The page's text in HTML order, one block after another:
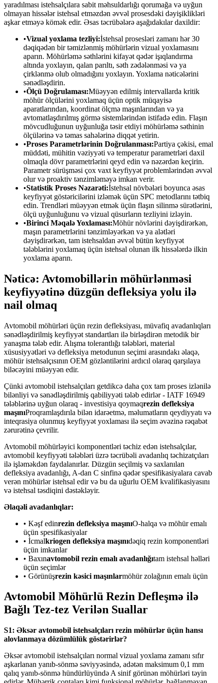
yaradılması istehsalçılara sabit məhsuldarlığı qorumağa və uyğun
olmayan hissələr istehsal etməzdən əvvəl prosesdəki dəyişiklikləri
aşkar etməyə kömək edir. Əsas təcrübələrə aşağıdakılar daxildir:
•Vizual yoxlama tezliyi:İstehsal prosesləri zamanı hər 30
dəqiqədən bir təmizlənmiş möhürlərin vizual yoxlamasını
aparın. Möhürləmə səthlərini kifayət qədər işıqlandırma
altında yoxlayın, qalan parıltı, səth zədələnməsi və ya
çirklənmə olub olmadığını yoxlayın. Yoxlama nəticələrini
sənədləşdirin.
•Ölçü Doğrulaması:Müəyyən edilmiş intervallarda kritik
möhür ölçülərini yoxlamaq üçün optik müqayisə
aparatlarından, koordinat ölçmə maşınlarından və ya
avtomatlaşdırılmış görmə sistemlərindən istifadə edin. Flaşın
mövcudluğunun uyğunluğa təsir etdiyi möhürləmə səthinin
ölçülərinə və təmas sahələrinə diqqət yetirin.
•Proses Parametrlərinin Doğrulanması:Partiya çəkisi, emal
müddəti, mühitin vəziyyəti və temperatur parametrləri daxil
olmaqla dövr parametrlərini qeyd edin və nəzərdən keçirin.
Parametr sürüşməsi çox vaxt keyfiyyət problemlərindən əvvəl
olur və proaktiv tənzimləməyə imkan verir.
•Statistik Proses Nəzarəti:İstehsal növbələri boyunca əsas
keyfiyyət göstəricilərini izləmək üçün SPC metodlarını tətbiq
edin. Trendləri müəyyən etmək üçün flaşın silinmə sürətlərini,
ölçü uyğunluğunu və vizual qüsurların tezliyini izləyin.
•Birinci Məqalə Yoxlaması:Möhür növlərini dəyişdirərkən,
maşın parametrlərini tənzimləyərkən və ya alətləri
dəyişdirərkən, tam istehsaldan əvvəl bütün keyfiyyət
tələblərini yoxlamaq üçün istehsal olunan ilk hissələrdə ilkin
yoxlama aparın.
Nəticə: Avtomobillərin möhürlənməsi
keyfiyyətinə düzgün defleksiya yolu ilə
nail olmaq
Avtomobil möhürləri üçün rezin defleksiyası, müvafiq avadanlıqları
sənədləşdirilmiş keyfiyyət standartları ilə birləşdirən metodik bir
yanaşma tələb edir. Alışma tolerantlığı tələbləri, material
xüsusiyyətləri və defleksiya metodunun seçimi arasındakı əlaqə,
möhür istehsalçısının OEM gözləntilərini ardıcıl olaraq qarşılaya
biləcəyini müəyyən edir.
Çünki avtomobil istehsalçıları getdikcə daha çox tam proses izlənilə
bilənliyi və sənədləşdirilmiş qabiliyyəti tələb edirlər - IATF 16949
tələblərinə uyğun olaraq - investisiya qoymaqrezin defleksiya
maşınıProqramlaşdırıla bilən idarəetmə, məlumatların qeydiyyatı və
inteqrasiya olunmuş keyfiyyət yoxlaması ilə seçim əvəzinə rəqabət
zərurətinə çevrilir.
Avtomobil möhürləyici komponentləri təchiz edən istehsalçılar,
avtomobil keyfiyyəti tələbləri üzrə təcrübəli avadanlıq təchizatçıları
ilə işləməkdən faydalanırlar. Düzgün seçilmiş və saxlanılan
defleksiya avadanlığı, A-dan C sinfinə qədər spesifikasiyalara cavab
verən möhürlər istehsal edir və bu da uğurlu OEM kvalifikasiyasını
və istehsal təsdiqini dəstəkləyir.
Əlaqəli avadanlıqlar:
• Kəşf edinrezin defleksiya maşınıO-halqa və möhür emalı
üçün spesifikasiyalar
• İcmalkriogen defleksiya maşınıdəqiq rezin komponentləri
üçün imkanlar
• Baxınavtomobil rezin emalı avadanlığıtam istehsal həlləri
üçün seçimlər
• Görünüşrezin kəsici maşınlarmöhür zolağının emalı üçün
Avtomobil Möhürlü Rezin Defleşmə ilə
Bağlı Tez-tez Verilən Suallar
S1: Əksər avtomobil istehsalçıları rezin möhürlər üçün hansı
alovlanmaya dözümlülük göstərirlər?
Əksər avtomobil istehsalçıları normal vizual yoxlama zamanı sıfır
aşkarlanan yanıb-sönmə səviyyəsində, adətən maksimum 0,1 mm
qalıq yanıb-sönmə hündürlüyündə A sinif görünən möhürləri təyin